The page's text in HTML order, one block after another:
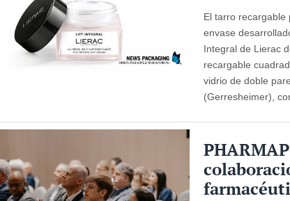
El tarro recargable
envase
Integral de Lierac
recargable
vidrio de doble
(Gerresheimer),